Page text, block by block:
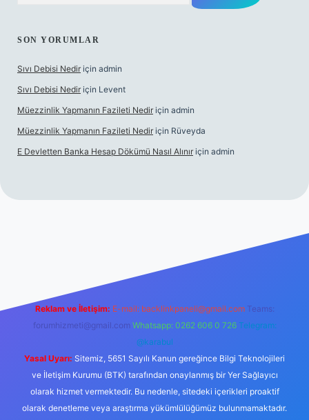
SON YORUMLAR
Sıvı Debisi Nedir için admin
Sıvı Debisi Nedir için Levent
Müezzinlik Yapmanın Fazileti Nedir için admin
Müezzinlik Yapmanın Fazileti Nedir için Rüveyda
E Devletten Banka Hesap Dökümü Nasıl Alınır için admin
Reklam ve İletişim: E-mail: backlinkpaneli@gmail.com Teams:
forumhizmeti@gmail.com Whatsapp: 0262 606 0 726 Telegram:
@karabul
Yasal Uyarı: Sitemiz, 5651 Sayılı Kanun gereğince Bilgi Teknolojileri
ve İletişim Kurumu (BTK) tarafından onaylanmış bir Yer Sağlayıcı
olarak hizmet vermektedir. Bu nedenle, sitedeki içerikleri proaktif
olarak denetleme veya araştırma yükümlülüğümüz bulunmamaktadır.